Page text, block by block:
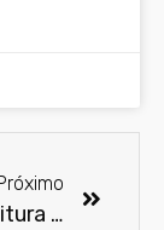
Projeto Leitura Alimenta é parceiro da Comic Con Experience na meia-entrada social